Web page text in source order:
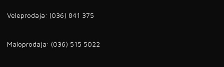
Veleprodaja: (036) 841 375
Maloprodaja: (036) 515 5022